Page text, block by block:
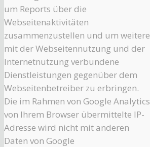
um Reports über die
Webseitenaktivitäten
zusammenzustellen und um weitere
mit der Webseitennutzung und der
Internetnutzung verbundene
Dienstleistungen gegenüber dem
Webseitenbetreiber zu erbringen.
Die im Rahmen von Google Analytics
von Ihrem Browser übermittelte IP-
Adresse wird nicht mit anderen
Daten von Google